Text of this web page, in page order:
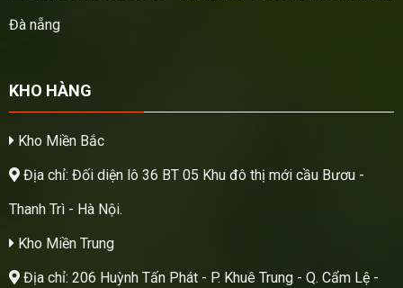
Đà nẵng
KHO HÀNG
Kho Miền Bắc
Địa chỉ: Đối diện lô 36 BT 05 Khu đô thị mới cầu Bươu -
Thanh Trì - Hà Nội.
Kho Miền Trung
Địa chỉ: 206 Huỳnh Tấn Phát - P. Khuê Trung - Q. Cẩm Lệ -